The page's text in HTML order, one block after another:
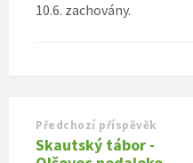
10.6. zachovány.
Předchozí příspěvěk
Skautský tábor -